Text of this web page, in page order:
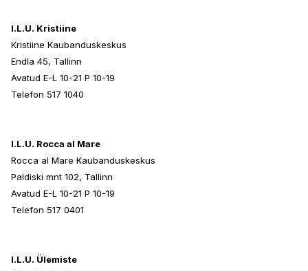
I.L.U. Kristiine
Kristiine Kaubanduskeskus
Endla 45, Tallinn
Avatud E-L 10-21 P 10-19
Telefon 517 1040
I.L.U. Rocca al Mare
Rocca al Mare Kaubanduskeskus
Paldiski mnt 102, Tallinn
Avatud E-L 10-21 P 10-19
Telefon 517 0401
I.L.U. Ülemiste